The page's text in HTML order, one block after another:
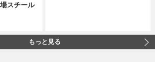
スチール
もっと見る